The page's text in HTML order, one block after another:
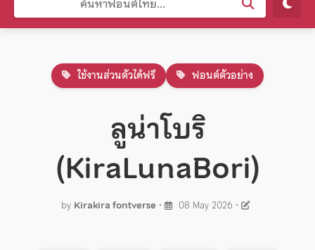
ใช้งานส่วนตัวได้ฟรี ฟอนต์ตัวอย่าง
ลูน่าโบริ
(KiraLunaBori)
by Kirakira fontverse • 08 May 2026 •